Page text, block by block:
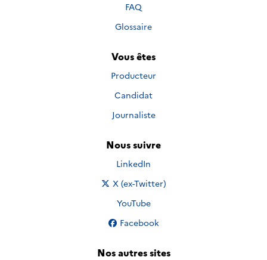
FAQ
Glossaire
Vous êtes
Producteur
Candidat
Journaliste
Nous suivre
Nous suivre sur
LinkedIn
Nous suivre sur
X (ex-Twitter)
Nous suivre sur
YouTube
Nous suivre sur
Facebook
Nos autres sites